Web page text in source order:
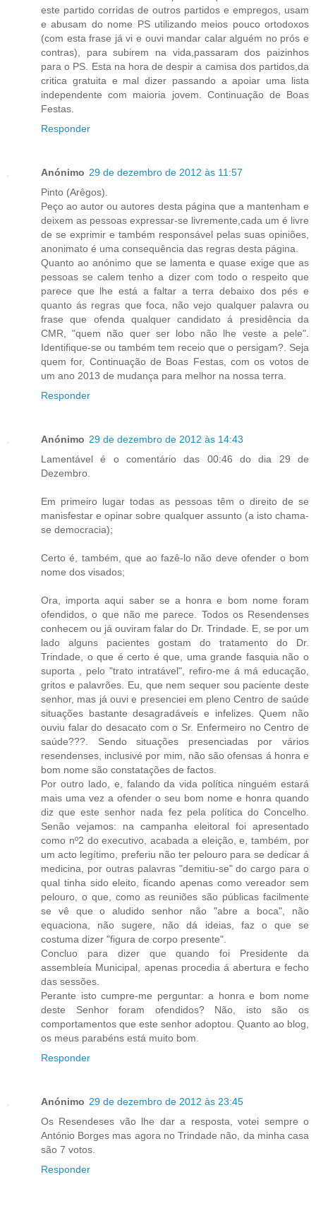
este partido corridas de outros partidos e empregos, usam
e abusam do nome PS utilizando meios pouco ortodoxos
(com esta frase já vi e ouvi mandar calar alguém no prós e
contras), para subirem na vida,passaram dos paizinhos
para o PS. Esta na hora de despir a camisa dos partidos,da
critica gratuita e mal dizer passando a apoiar uma lista
independente com maioria jovem. Continuação de Boas
Festas.
Responder
Anónimo 29 de dezembro de 2012 às 11:57
Pinto (Arêgos).
Peço ao autor ou autores desta página que a mantenham e
deixem as pessoas expressar-se livremente,cada um é livre
de se exprimir e também responsável pelas suas opiniões,
anonimato é uma consequência das regras desta página.
Quanto ao anónimo que se lamenta e quase exige que as
pessoas se calem tenho a dizer com todo o respeito que
parece que lhe está a faltar a terra debaixo dos pés e
quanto ás regras que foca, não vejo qualquer palavra ou
frase que ofenda qualquer candidato á presidência da
CMR, "quem não quer ser lobo não lhe veste a pele".
Identifique-se ou também tem receio que o persigam?. Seja
quem for, Continuação de Boas Festas, com os votos de
um ano 2013 de mudança para melhor na nossa terra.
Responder
Anónimo 29 de dezembro de 2012 às 14:43
Lamentável é o comentário das 00:46 do dia 29 de
Dezembro.
Em primeiro lugar todas as pessoas têm o direito de se
manisfestar e opinar sobre qualquer assunto (a isto chama-
se democracia);
Certo é, também, que ao fazê-lo não deve ofender o bom
nome dos visados;
Ora, importa aqui saber se a honra e bom nome foram
ofendidos, o que não me parece. Todos os Resendenses
conhecem ou já ouviram falar do Dr. Trindade. E, se por um
lado alguns pacientes gostam do tratamento do Dr.
Trindade, o que é certo é que, uma grande fasquia não o
suporta , pelo "trato intratável", refiro-me á má educação,
gritos e palavrões. Eu, que nem sequer sou paciente deste
senhor, mas já ouvi e presenciei em pleno Centro de saúde
situações bastante desagradáveis e infelizes. Quem não
ouviu falar do desacato com o Sr. Enfermeiro no Centro de
saúde???. Sendo situações presenciadas por vários
resendenses, inclusivé por mim, não são ofensas á honra e
bom nome são constatações de factos.
Por outro lado, e, falando da vida política ninguém estará
mais uma vez a ofender o seu bom nome e honra quando
diz que este senhor nada fez pela política do Concelho.
Senão vejamos: na campanha eleitoral foi apresentado
como nº2 do executivo, acabada a eleição, e, também, por
um acto legítimo, preferiu não ter pelouro para se dedicar á
medicina, por outras palavras "demitiu-se" do cargo para o
qual tinha sido eleito, ficando apenas como vereador sem
pelouro, o que, como as reuniões são públicas facilmente
se vê que o aludido senhor não "abre a boca", não
equaciona, não sugere, não dá ideias, faz o que se
costuma dizer "figura de corpo presente".
Concluo para dizer que quando foi Presidente da
assembleia Municipal, apenas procedia á abertura e fecho
das sessões.
Perante isto cumpre-me perguntar: a honra e bom nome
deste Senhor foram ofendidos? Não, isto são os
comportamentos que este senhor adoptou. Quanto ao blog,
os meus parabéns está muito bom.
Responder
Anónimo 29 de dezembro de 2012 às 23:45
Os Resendeses vão lhe dar a resposta, votei sempre o
António Borges mas agora no Trindade não, da minha casa
são 7 votos.
Responder